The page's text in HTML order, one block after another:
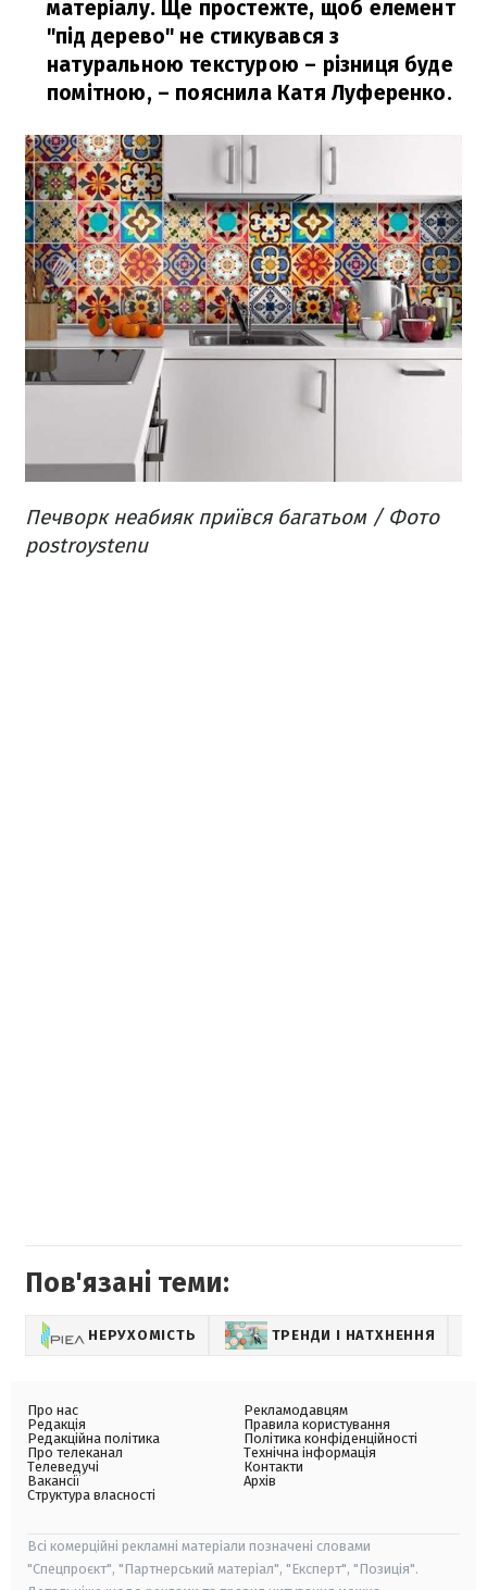
матеріалу. Ще простежте, щоб елемент
"під дерево" не стикувався з
натуральною текстурою – різниця буде
помітною, – пояснила Катя Луференко.
Печворк неабияк приївся багатьом / Фото
postroystenu
Пов'язані теми:
НЕРУХОМІСТЬ ТРЕНДИ І НАТХНЕННЯ
Про нас
Редакція
Редакційна політика
Про телеканал
Телеведучі
Вакансії
Структура власності
Рекламодавцям
Правила користування
Політика конфіденційності
Технічна інформація
Контакти
Архів
Всі комерційні рекламні матеріали позначені словами
"Спецпроєкт", "Партнерський матеріал", "Експерт", "Позиція".